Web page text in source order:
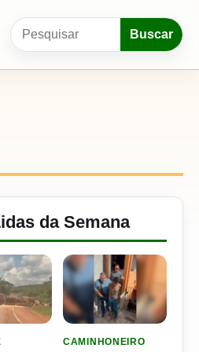
Pesquisar por:
Buscar
da Semana
CAMINHONEIRO